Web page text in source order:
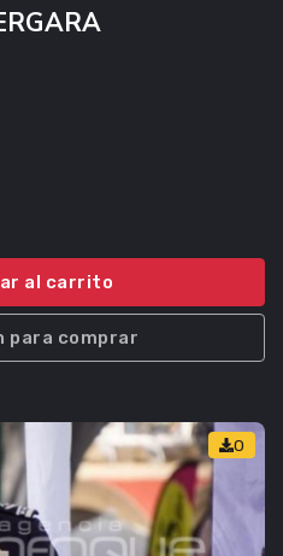
al carrito
para comprar
0